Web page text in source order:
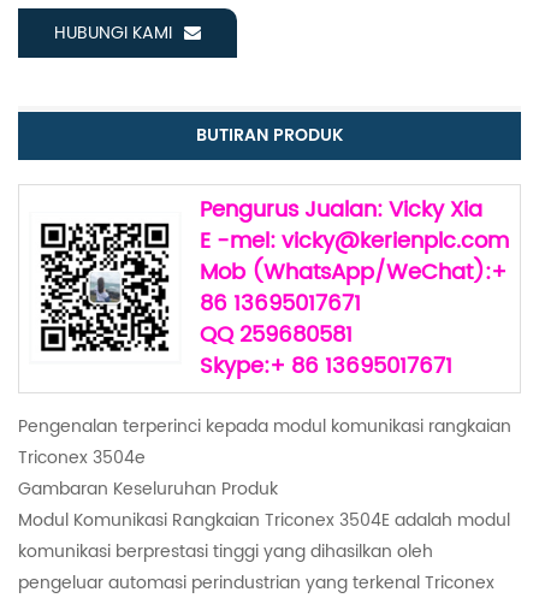
HUBUNGI KAMI
BUTIRAN PRODUK
Pengurus Jualan: Vicky Xia
E -mel: vicky@kerienplc.com
Mob (WhatsApp/WeChat):+
86 13695017671
QQ 259680581
Skype:+ 86 13695017671
Pengenalan terperinci kepada modul komunikasi rangkaian
Triconex 3504e
Gambaran Keseluruhan Produk
Modul Komunikasi Rangkaian Triconex 3504E adalah modul
komunikasi berprestasi tinggi yang dihasilkan oleh
pengeluar automasi perindustrian yang terkenal Triconex